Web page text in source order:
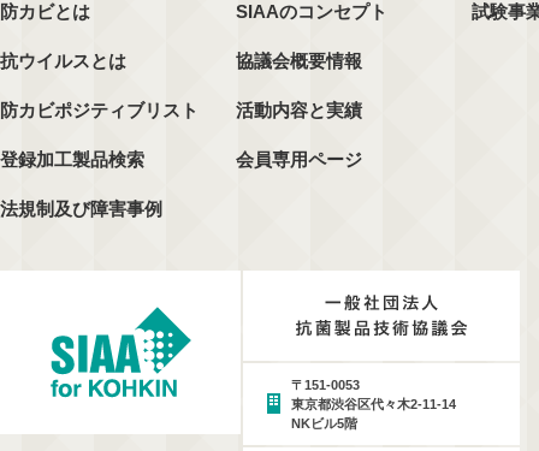
防カビとは
抗ウイルスとは
防カビポジティブリスト
登録加工製品検索
法規制及び障害事例
SIAAのコンセプト
協議会概要情報
活動内容と実績
会員専用ページ
試験事
〒151-0053
東京都渋谷区代々木2-11-14
NKビル5階